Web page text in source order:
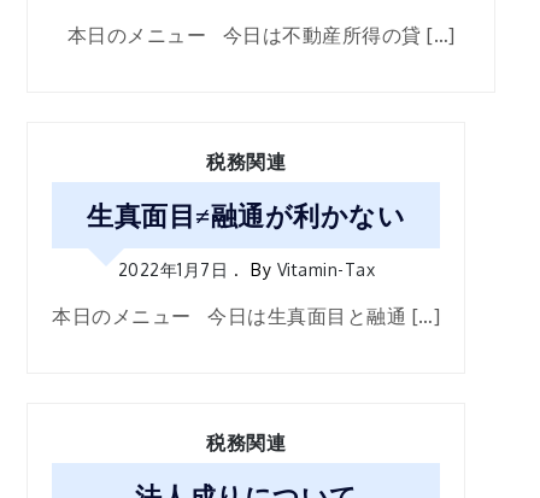
本日のメニュー 今日は不動産所得の貸 […]
税務関連
生真面目≠融通が利かない
2022年1月7日 By Vitamin-Tax
本日のメニュー 今日は生真面目と融通 […]
税務関連